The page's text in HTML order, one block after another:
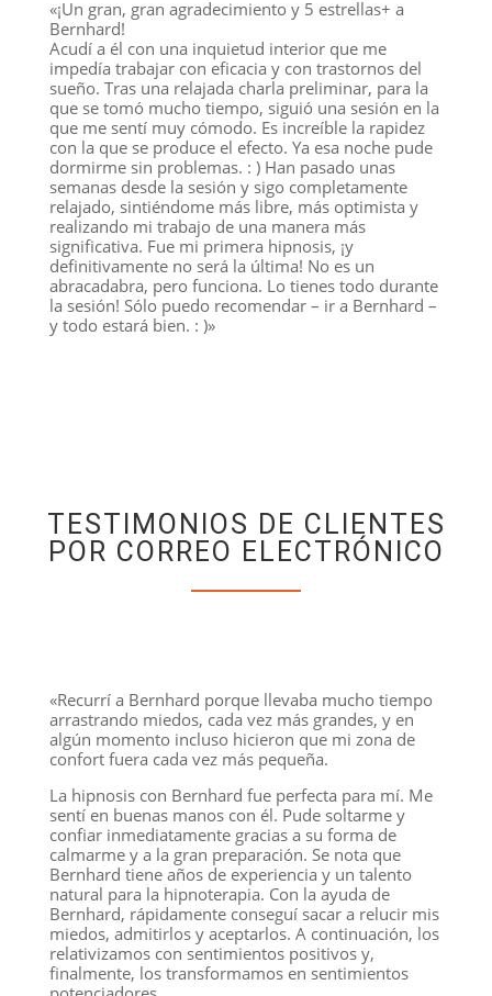
«¡Un gran, gran agradecimiento y 5 estrellas+ a
Bernhard!
Acudí a él con una inquietud interior que me
impedía trabajar con eficacia y con trastornos del
sueño. Tras una relajada charla preliminar, para la
que se tomó mucho tiempo, siguió una sesión en la
que me sentí muy cómodo. Es increíble la rapidez
con la que se produce el efecto. Ya esa noche pude
dormirme sin problemas. : ) Han pasado unas
semanas desde la sesión y sigo completamente
relajado, sintiéndome más libre, más optimista y
realizando mi trabajo de una manera más
significativa. Fue mi primera hipnosis, ¡y
definitivamente no será la última! No es un
abracadabra, pero funciona. Lo tienes todo durante
la sesión! Sólo puedo recomendar – ir a Bernhard –
y todo estará bien. : )»
TESTIMONIOS DE CLIENTES
POR CORREO ELECTRÓNICO
«Recurrí a Bernhard porque llevaba mucho tiempo
arrastrando miedos, cada vez más grandes, y en
algún momento incluso hicieron que mi zona de
confort fuera cada vez más pequeña.
La hipnosis con Bernhard fue perfecta para mí. Me
sentí en buenas manos con él. Pude soltarme y
confiar inmediatamente gracias a su forma de
calmarme y a la gran preparación. Se nota que
Bernhard tiene años de experiencia y un talento
natural para la hipnoterapia. Con la ayuda de
Bernhard, rápidamente conseguí sacar a relucir mis
miedos, admitirlos y aceptarlos. A continuación, los
relativizamos con sentimientos positivos y,
finalmente, los transformamos en sentimientos